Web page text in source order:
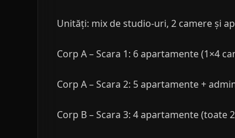
Unități: mix de studio-uri, 2 camere și
Corp A – Scara 1: 6 apartamente (1×4
Corp A – Scara 2: 5 apartamente +
Corp B – Scara 3: 4 apartamente